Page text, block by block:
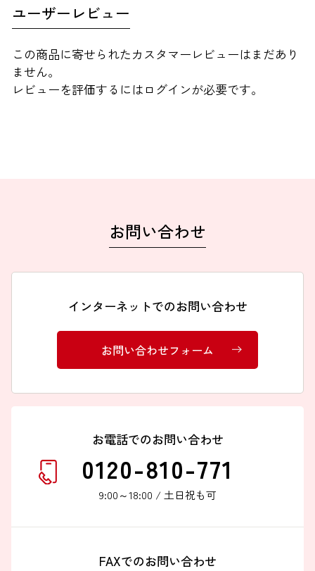
ユーザーレビュー
この商品に寄せられたカスタマーレビューはまだあり
ません。
レビューを評価するには ログインが必要です。
お問い合わせ
インターネットでのお問い合わせ
お問い合わせフォーム
お電話でのお問い合わせ
0120-810-771
9:00～18:00 / 土日祝も可
FAXでのお問い合わせ